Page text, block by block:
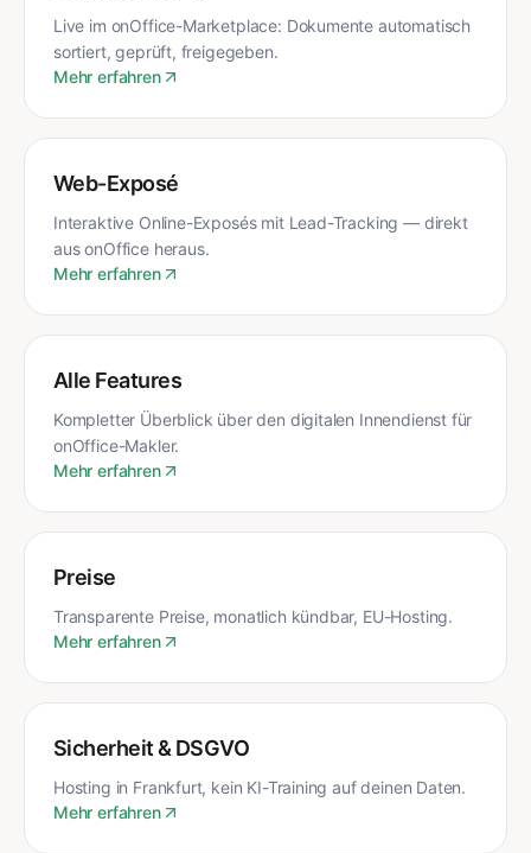
Live im onOffice-Marketplace: Dokumente automatisch
sortiert, geprüft, freigegeben.
Mehr erfahren
Web-Exposé
Interaktive Online-Exposés mit Lead-Tracking — direkt
aus onOffice heraus.
Mehr erfahren
Alle Features
Kompletter Überblick über den digitalen Innendienst für
onOffice-Makler.
Mehr erfahren
Preise
Transparente Preise, monatlich kündbar, EU-Hosting.
Mehr erfahren
Sicherheit & DSGVO
Hosting in Frankfurt, kein KI-Training auf deinen Daten.
Mehr erfahren